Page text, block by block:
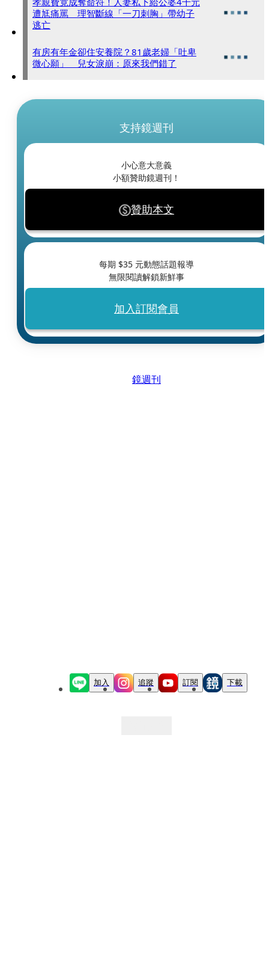
遭尪痛罵 理智斷線「一刀刺胸」帶幼子
逃亡
有房有年金卻住安養院？81歲老婦「吐卑
微心願」 兒女淚崩：原來我們錯了
支持鏡週刊
小心意大意義
小額贊助鏡週刊！
贊助本文
每期 $35 元動態話題報導
無限閱讀解鎖新鮮事
加入訂閱會員
鏡週刊
加入 追蹤 訂閱 下載